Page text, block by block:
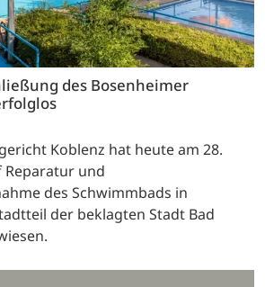
des Bosenheimer
Koblenz hat heute am 28.
Reparatur und
des Schwimmbads in
der beklagten Stadt Bad